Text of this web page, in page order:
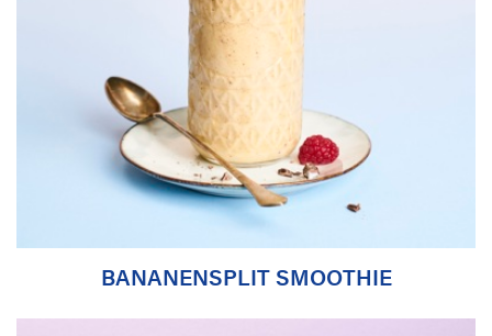
BANANENSPLIT SMOOTHIE